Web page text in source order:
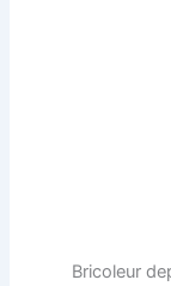
Bricoleur